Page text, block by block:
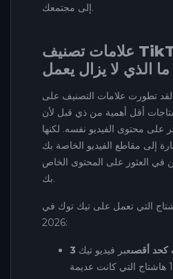
إلى مجتمعك.
علامات تصنيف TikTok في عام
لقد تطورت علامات التصنيف على TikTok كثيرًا. في عام
أقل أهمية من ذي قبل لأن
على محتوى الفيديو نفسه. لكنها
إلى مقاطع الفيديو الخاصة بك
في العثور على المحتوى الخاص
بك.
التي تعمل على تيك توك في
2026:
عبر فيديو تيك
توك. لقد ولت أيام الـ 15 هاشتاج التي كانت عديمة